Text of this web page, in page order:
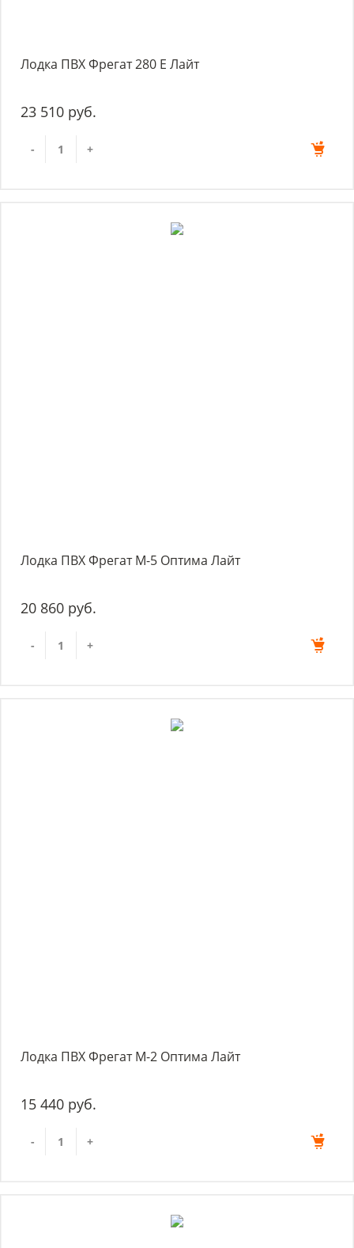
Лодка ПВХ Фрегат 280 Е Лайт
23 510 руб.
- +
Лодка ПВХ Фрегат М-5 Оптима Лайт
20 860 руб.
- +
Лодка ПВХ Фрегат М-2 Оптима Лайт
15 440 руб.
- +